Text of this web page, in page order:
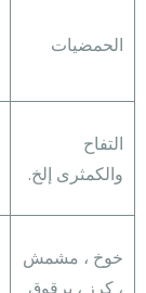
الحمضيات
التفاح
والكمثرى إلخ.
خوخ ، مشمش
، كرز ، برقوق